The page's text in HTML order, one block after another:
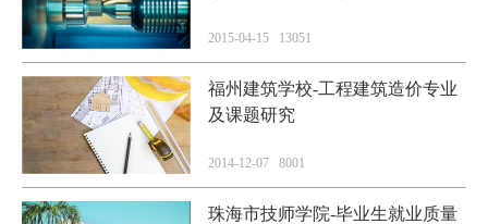
2015-04-15 13051
福州建筑学校-工程建筑造价专业
及课题研究
2014-12-07 8001
珠海市技师学院-毕业生就业质量